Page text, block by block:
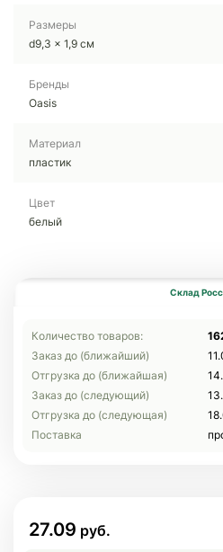
Размеры
d9,3 x 1,9 см
Бренды
Oasis
Материал
пластик
Цвет
белый
Склад
Количество товаров:
Заказ до (ближайший)
Отгрузка до (ближайшая)
Заказ до (следующий)
Отгрузка до (следующая)
Поставка
27.09